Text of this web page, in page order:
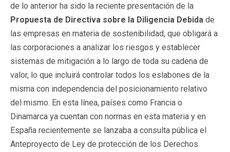
de lo anterior ha sido la reciente presentación de la
Propuesta de Directiva sobre la Diligencia Debida de
las empresas en materia de sostenibilidad, que obligará a
las corporaciones a analizar los riesgos y establecer
sistemas de mitigación a lo largo de toda su cadena de
valor, lo que incluirá controlar todos los eslabones de la
misma con independencia del posicionamiento relativo
del mismo. En esta línea, países como Francia o
Dinamarca ya cuentan con normas en esta materia y en
España recientemente se lanzaba a consulta pública el
Anteproyecto de Ley de protección de los Derechos